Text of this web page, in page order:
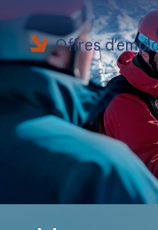
Offres